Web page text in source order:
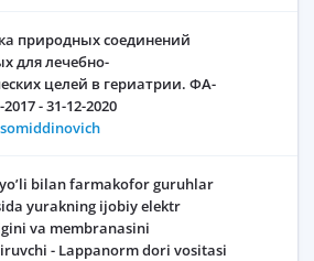
природных соединений
для лечебно-
целей в гериатрии. ФА-
- 31-12-2020
bilan farmakofor guruhlar
yurakning ijobiy elektr
va membranasini
- Lappanorm dori vositasi